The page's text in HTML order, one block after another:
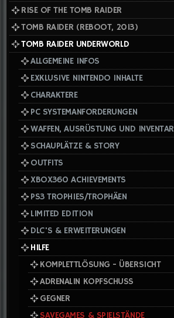
RISE OF THE TOMB RAIDER
TOMB RAIDER (REBOOT, 2013)
TOMB RAIDER UNDERWORLD
ALLGEMEINE INFOS
EXKLUSIVE NINTENDO INHALTE
CHARAKTERE
PC SYSTEMANFORDERUNGEN
WAFFEN, AUSRÜSTUNG UND INVENTAR
SCHAUPLÄTZE & STORY
OUTFITS
XBOX360 ACHIEVEMENTS
PS3 TROPHIES/TROPHÄEN
LIMITED EDITION
DLC'S & ERWEITERUNGEN
HILFE
KOMPLETTLÖSUNG - ÜBERSICHT
ADRENALIN KOPFSCHUSS
GEGNER
SAVEGAMES & SPIELSTÄNDE